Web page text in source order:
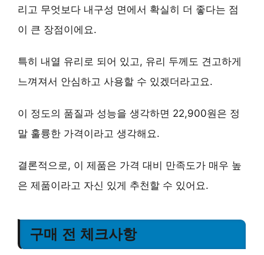
리고 무엇보다 내구성 면에서 확실히 더 좋다는 점
이 큰 장점이에요.
특히 내열 유리 로 되어 있고, 유리 두께도 견고하게
느껴져서 안심하고 사용할 수 있겠더라고요.
이 정도의 품질과 성능을 생각하면 22,900원은 정
말 훌륭한 가격이라고 생각해요.
결론적으로, 이 제품은 가격 대비 만족도가 매우 높
은 제품이라고 자신 있게 추천할 수 있어요.
구매 전 체크사항